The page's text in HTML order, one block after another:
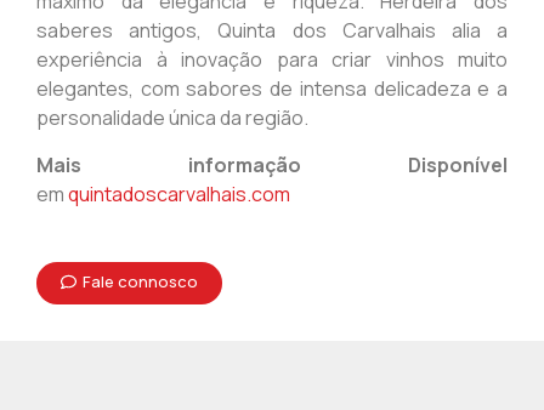
saberes antigos, Quinta dos Carvalhais alia a
experiência à inovação para criar vinhos muito
elegantes, com sabores de intensa delicadeza e a
personalidade única da região.
Mais informação Disponível
emquintadoscarvalhais.com
Fale connosco